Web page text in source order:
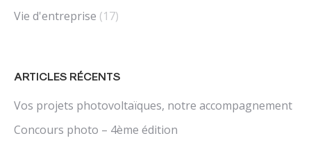
Vie d'entreprise (17)
ARTICLES RÉCENTS
Vos projets photovoltaïques, notre accompagnement
Concours photo – 4ème édition